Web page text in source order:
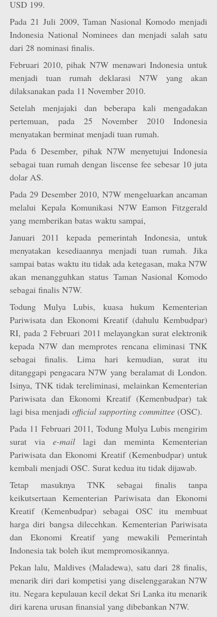
USD 199.
Pada 21 Juli 2009, Taman Nasional Komodo menjadi
Indonesia National Nominees dan menjadi salah satu
dari 28 nominasi finalis.
Februari 2010, pihak N7W menawari Indonesia untuk
menjadi tuan rumah deklarasi N7W yang akan
dilaksanakan pada 11 November 2010.
Setelah menjajaki dan beberapa kali mengadakan
pertemuan, pada 25 November 2010 Indonesia
menyatakan berminat menjadi tuan rumah.
Pada 6 Desember, pihak N7W menyetujui Indonesia
sebagai tuan rumah dengan liscense fee sebesar 10 juta
dolar AS.
Pada 29 Desember 2010, N7W mengeluarkan ancaman
melalui Kepala Komunikasi N7W Eamon Fitzgerald
yang memberikan batas waktu sampai,
Januari 2011 kepada pemerintah Indonesia, untuk
menyatakan kesediaannya menjadi tuan rumah. Jika
sampai batas waktu itu tidak ada ketegasan, maka N7W
akan menangguhkan status Taman Nasional Komodo
sebagai finalis N7W.
Todung Mulya Lubis, kuasa hukum Kementerian
Pariwisata dan Ekonomi Kreatif (dahulu Kembudpar)
RI, pada 2 Februari 2011 melayangkan surat elektronik
kepada N7W dan memprotes rencana eliminasi TNK
sebagai finalis. Lima hari kemudian, surat itu
ditanggapi pengacara N7W yang beralamat di London.
Isinya, TNK tidak tereliminasi, melainkan Kementerian
Pariwisata dan Ekonomi Kreatif (Kemenbudpar) tak
lagi bisa menjadi official supporting committee (OSC).
Pada 11 Februari 2011, Todung Mulya Lubis mengirim
surat via e-mail lagi dan meminta Kementerian
Pariwisata dan Ekonomi Kreatif (Kemenbudpar) untuk
kembali menjadi OSC. Surat kedua itu tidak dijawab.
Tetap masuknya TNK sebagai finalis tanpa
keikutsertaan Kementerian Pariwisata dan Ekonomi
Kreatif (Kemenbudpar) sebagai OSC itu membuat
harga diri bangsa dilecehkan. Kementerian Pariwisata
dan Ekonomi Kreatif yang mewakili Pemerintah
Indonesia tak boleh ikut mempromosikannya.
Pekan lalu, Maldives (Maladewa), satu dari 28 finalis,
menarik diri dari kompetisi yang diselenggarakan N7W
itu. Negara kepulauan kecil dekat Sri Lanka itu menarik
diri karena urusan finansial yang dibebankan N7W.